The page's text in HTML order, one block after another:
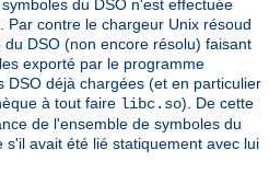
du DSO n'est effectuée
Par contre le chargeur Unix résoud
DSO (non encore résolu) faisant
exporté par le programme
DSO déjà chargées (et en particulier
à tout faire libc.so). De cette
de l'ensemble de symboles du
avait été lié statiquement avec lui